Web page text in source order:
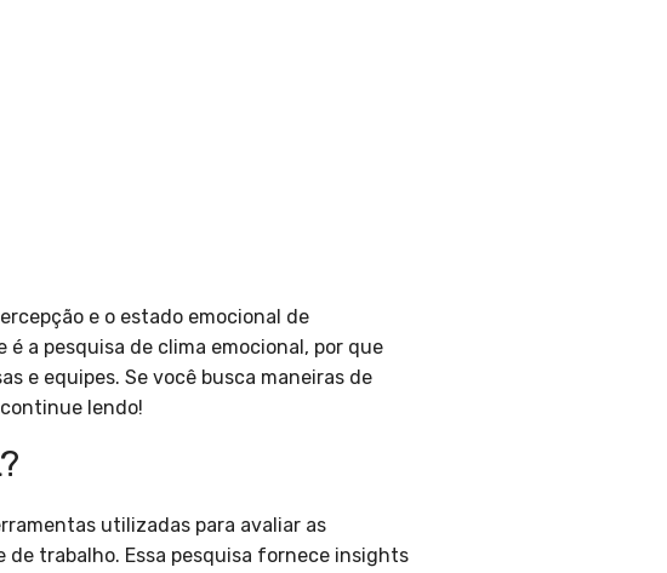
e o estado emocional de
a pesquisa de clima emocional, por que
e equipes. Se você busca maneiras de
lendo!
utilizadas para avaliar as
de trabalho. Essa pesquisa fornece insights